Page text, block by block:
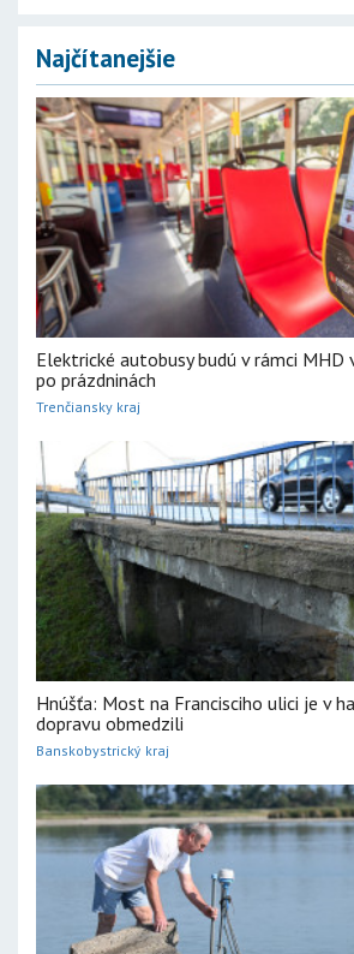
Najčítanejšie
Elektrické autobusy budú v rámci
po prázdninách
Trenčiansky kraj
Hnúšťa: Most na Francisciho ulici je v
dopravu obmedzili
Banskobystrický kraj